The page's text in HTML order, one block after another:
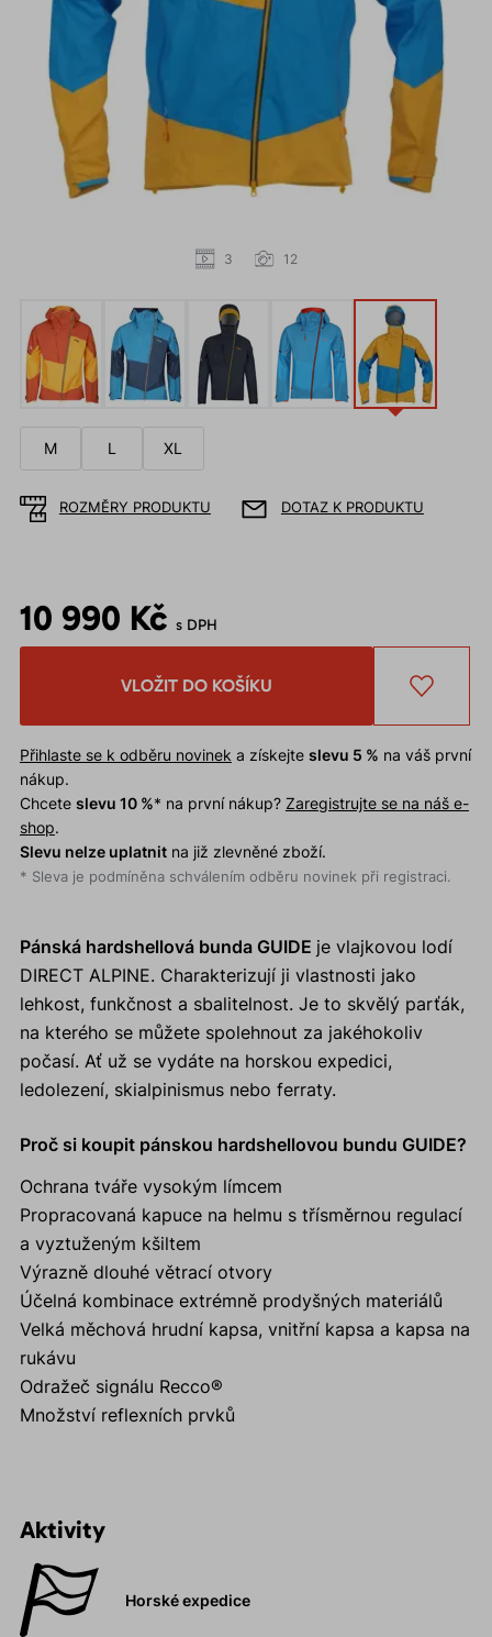
3 12
M L XL
ROZMĚRY PRODUKTU DOTAZ K PRODUKTU
10 990 Kč s DPH
VLOŽIT DO KOŠÍKU
Přihlaste se k odběru novinek a získejte slevu 5 % na váš první
nákup.
Chcete slevu 10 %* na první nákup? Zaregistrujte se na náš e-
shop.
Slevu nelze uplatnitna již zlevněné zboží.
* Sleva je podmíněna schválením odběru novinek při registraci.
Pánská hardshellová bunda GUIDE je vlajkovou lodí
DIRECT ALPINE. Charakterizují ji vlastnosti jako
lehkost, funkčnost a sbalitelnost. Je to skvělý parťák,
na kterého se můžete spolehnout za jakéhokoliv
počasí. Ať už se vydáte na horskou expedici,
ledolezení, skialpinismus nebo ferraty.
Proč si koupit pánskou hardshellovou bundu GUIDE?
Ochrana tváře vysokým límcem
Propracovaná kapuce na helmu s třísměrnou regulací
a vyztuženým kšiltem
Výrazně dlouhé větrací otvory
Účelná kombinace extrémně prodyšných materiálů
Velká měchová hrudní kapsa, vnitřní kapsa a kapsa na
rukávu
Odražeč signálu Recco®
Množství reflexních prvků
Aktivity
Horské expedice